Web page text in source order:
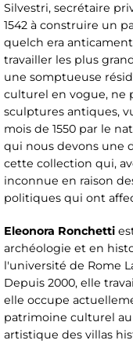
Silvestri, secrétaire
1542 à construire un
quelch era
travailler les plus
une somptueuse
culturel en vogue, ne
sculptures antiques,
mois de 1550 par le
qui nous devons une
cette collection qui,
inconnue en raison
politiques qui ont
Eleonora Ronchetti
archéologie et en
l'université de Rome
Depuis 2000, elle
elle occupe
patrimoine culturel
artistique des villas